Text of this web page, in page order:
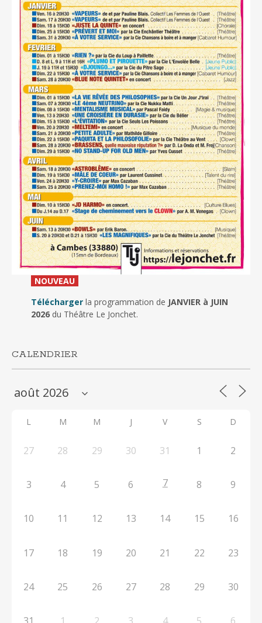
NOUVEAU_
Télécharger la programmation de JANVIER à JUIN
2026du Théâtre Le Jonchet.
CALENDRIER
L M M J V S D
27 28 29 30 31 1 2
3 4 5 6 7 8 9
10 11 12 13 14 15 16
17 18 19 20 21 22 23
24 25 26 27 28 29 30